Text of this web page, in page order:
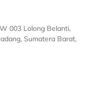
003 Lolong Belanti,
Sumatera Barat,